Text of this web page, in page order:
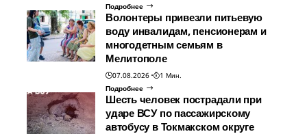
Подробнее
Волонтеры привезли питьевую
воду инвалидам, пенсионерам и
многодетным семьям в
Мелитополе
07.08.2026
1 Мин.
Подробнее
Шесть человек пострадали при
ударе ВСУ по пассажирскому
автобусу в Токмакском округе